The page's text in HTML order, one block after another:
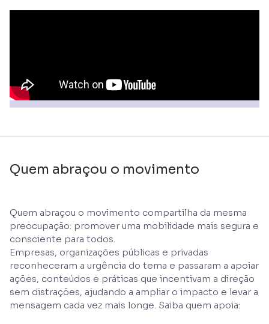
Quem abraçou o movimento
Quem abraçou o movimento compartilha da mesma
preocupação: promover uma mobilidade mais segura e
consciente para todos.
Empresas, organizações públicas e privadas
reconheceram a urgência do tema e passaram a apoiar
ações, conteúdos e práticas que incentivam a direção
sem distrações, ajudando a ampliar o impacto e levar a
mensagem cada vez mais longe. Saiba quem apoia: